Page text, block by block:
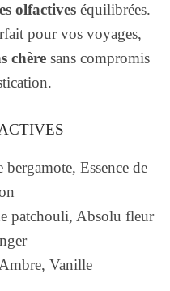
olfactiveséquilibrées.
pour vos voyages,
chère sans compromis
bergamote, Essence de
patchouli, Absolu fleur
Vanille